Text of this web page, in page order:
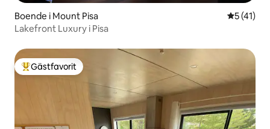
Boende i Mount Pisa 5 av 5 i
5 (41)
Lakefront Luxury i Pisa
Populär gästfavorit
Gästfavorit